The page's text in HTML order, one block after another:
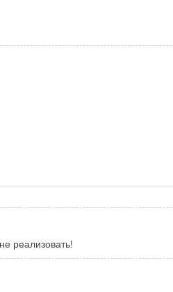
реализовать!